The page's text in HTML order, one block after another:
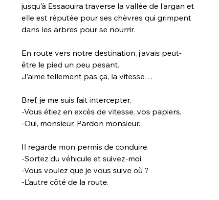
jusqu’à Essaouira traverse la vallée de l’argan et
elle est réputée pour ses chèvres qui grimpent
dans les arbres pour se nourrir.
En route vers notre destination, j’avais peut-
être le pied un peu pesant.
J’aime tellement pas ça, la vitesse…
Bref, je me suis fait intercepter.
-Vous étiez en excès de vitesse, vos papiers.
-Oui, monsieur. Pardon monsieur.
Il regarde mon permis de conduire.
-Sortez du véhicule et suivez-moi.
-Vous voulez que je vous suive où ?
-L’autre côté de la route.